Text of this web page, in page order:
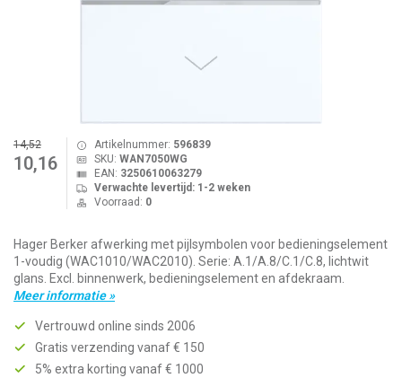
14,52
10,16
Artikelnummer: 596839
SKU: WAN7050WG
EAN: 3250610063279
Verwachte levertijd: 1-2 weken
Voorraad: 0
Hager Berker afwerking met pijlsymbolen voor bedieningselement
1-voudig (WAC1010/WAC2010). Serie: A.1/A.8/C.1/C.8, lichtwit
glans. Excl. binnenwerk, bedieningselement en afdekraam.
Meer informatie »
Vertrouwd online sinds 2006
Gratis verzending vanaf € 150
5% extra korting vanaf € 1000